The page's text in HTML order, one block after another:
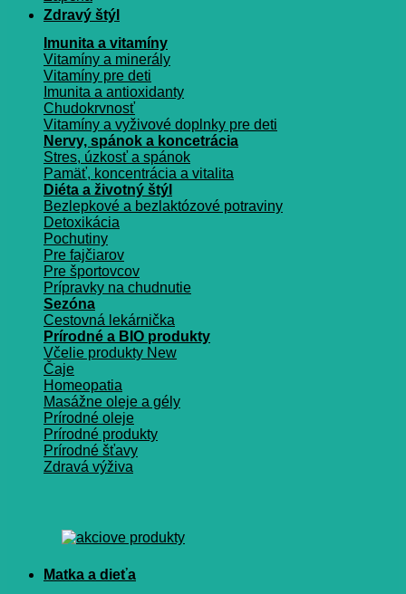
Zdravý štýl
Imunita a vitamíny
Vitamíny a minerály
Vitamíny pre deti
Imunita a antioxidanty
Chudokrvnosť
Vitamíny a vyživové doplnky pre deti
Nervy, spánok a koncetrácia
Stres, úzkosť a spánok
Pamäť, koncentrácia a vitalita
Diéta a životný štýl
Bezlepkové a bezlaktózové potraviny
Detoxikácia
Pochutiny
Pre fajčiarov
Pre športovcov
Prípravky na chudnutie
Sezóna
Cestovná lekárnička
Prírodné a BIO produkty
Včelie produkty
Čaje
Homeopatia
Masážne oleje a gély
Prírodné oleje
Prírodné produkty
Prírodné šťavy
Zdravá výživa
Matka a dieťa